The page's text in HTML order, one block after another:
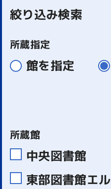
絞り込み検索
所蔵指定
館を指定
所蔵館
中央図書館
東部図書館エル